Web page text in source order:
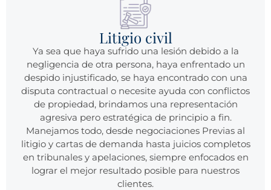
Litigio civil
Ya sea que haya sufrido una lesión debido a la
negligencia de otra persona, haya enfrentado un
despido injustificado, se haya encontrado con una
disputa contractual o necesite ayuda con conflictos
de propiedad, brindamos una representación
agresiva pero estratégica de principio a fin.
Manejamos todo, desde negociaciones Previas al
litigio y cartas de demanda hasta juicios completos
en tribunales y apelaciones, siempre enfocados en
lograr el mejor resultado posible para nuestros
clientes.